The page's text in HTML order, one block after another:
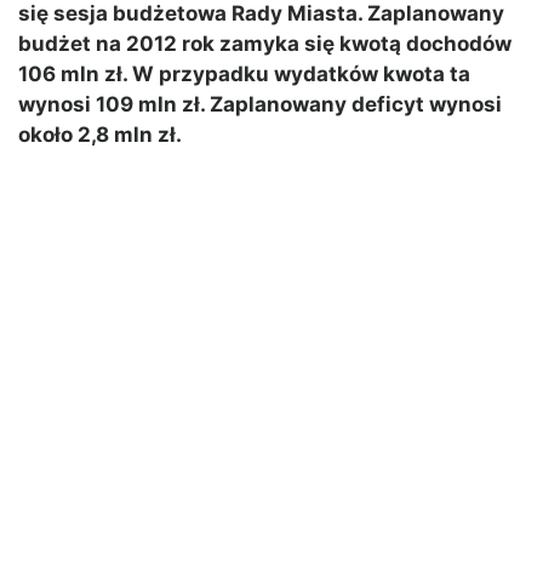
się sesja budżetowa Rady Miasta. Zaplanowany
budżet na 2012 rok zamyka się kwotą dochodów
106 mln zł. W przypadku wydatków kwota ta
wynosi 109 mln zł. Zaplanowany deficyt wynosi
około 2,8 mln zł.